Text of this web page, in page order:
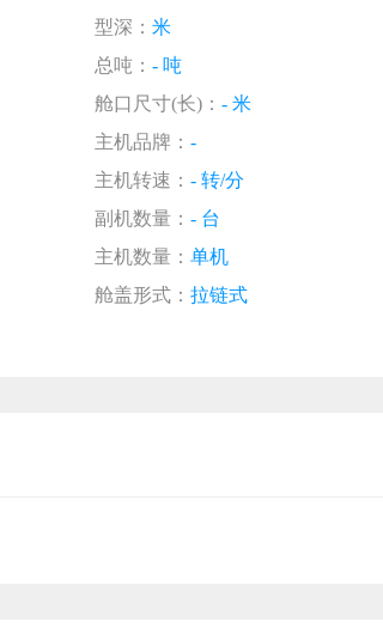
型深：米
总吨：- 吨
舱口尺寸(长)：- 米
主机品牌：-
主机转速：- 转/分
副机数量：- 台
主机数量：单机
舱盖形式：拉链式